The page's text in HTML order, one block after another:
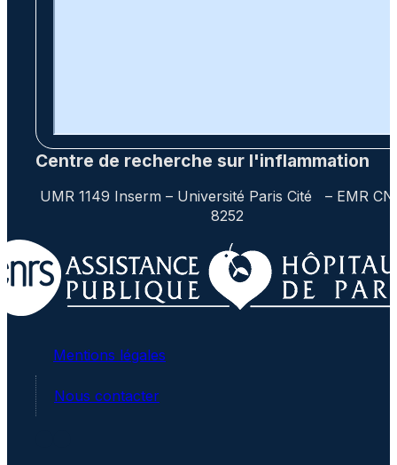
Centre de recherche sur l'inflammation
UMR 1149 Inserm – Université Paris Cité – EMR
8252
Mentions légales
Nous contacter